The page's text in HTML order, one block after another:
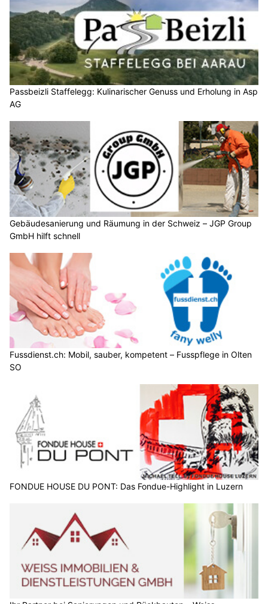
Passbeizli Staffelegg: Kulinarischer Genuss und Erholung in Asp
AG
Gebäudesanierung und Räumung in der Schweiz – JGP Group
GmbH hilft schnell
Fussdienst.ch: Mobil, sauber, kompetent – Fusspflege in Olten
SO
FONDUE HOUSE DU PONT: Das Fondue-Highlight in Luzern